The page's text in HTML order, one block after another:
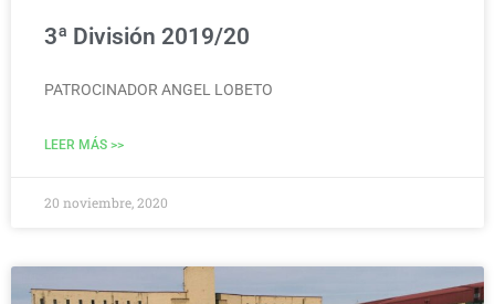
3ª División 2019/20
PATROCINADOR ANGEL LOBETO
LEER MÁS >>
20 noviembre, 2020